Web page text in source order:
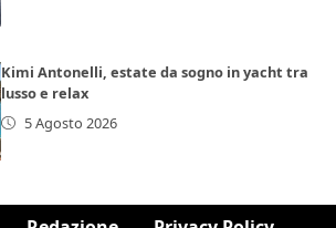
Kimi Antonelli, estate da sogno in yacht tra
lusso e relax
5 Agosto 2026